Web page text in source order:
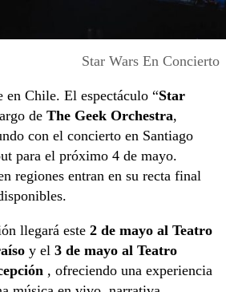
Star Wars En Concierto
en Chile. El espectáculo “Star
de The Geek Orchestra,
con el concierto en Santiago
para el próximo 4 de mayo.
regiones entran en su recta final
llegará este 2 de mayo al Teatro
y el 3 de mayo al Teatro
, ofreciendo una experiencia